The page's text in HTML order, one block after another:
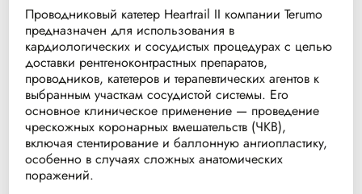
Проводниковый катетер Heartrail II компании Terumo
предназначен для использования в
кардиологических и сосудистых процедурах с целью
доставки рентгеноконтрастных препаратов,
проводников, катетеров и терапевтических агентов к
выбранным участкам сосудистой системы. Его
основное клиническое применение — проведение
чрескожных коронарных вмешательств (ЧКВ),
включая стентирование и баллонную ангиопластику,
особенно в случаях сложных анатомических
поражений.